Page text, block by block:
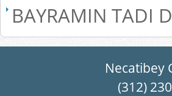
BAYRAMIN TADI
Necatibey
(312)